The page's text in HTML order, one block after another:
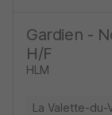
Gardien -
H/F
HLM
La Valette-du-